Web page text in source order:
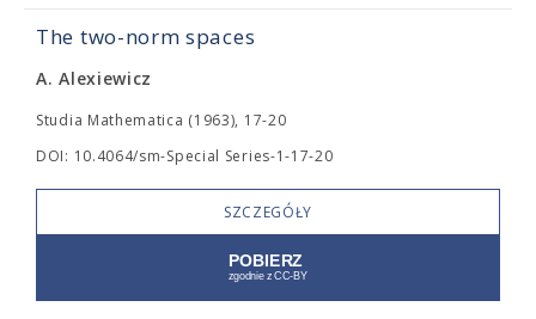
The two-norm spaces
A. Alexiewicz
Studia Mathematica (1963), 17-20
DOI: 10.4064/sm-Special Series-1-17-20
SZCZEGÓŁY